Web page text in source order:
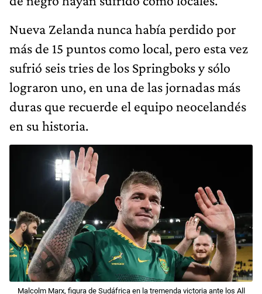
Nueva Zelanda nunca había perdido por
más de 15 puntos como local, pero esta vez
sufrió seis tries de los Springboks y sólo
lograron uno, en una de las jornadas más
duras que recuerde el equipo neocelandés
en su historia.
Malcolm Marx, figura de Sudáfrica en la tremenda victoria ante los All